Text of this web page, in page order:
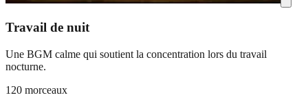
Travail de nuit
Une BGM calme qui soutient la concentration lors du travail
nocturne.
120 morceaux